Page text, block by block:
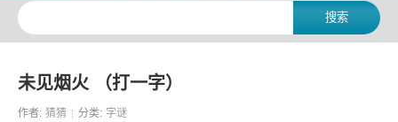
未见烟火 （打一字）
作者: 猜猜 分类: 字谜